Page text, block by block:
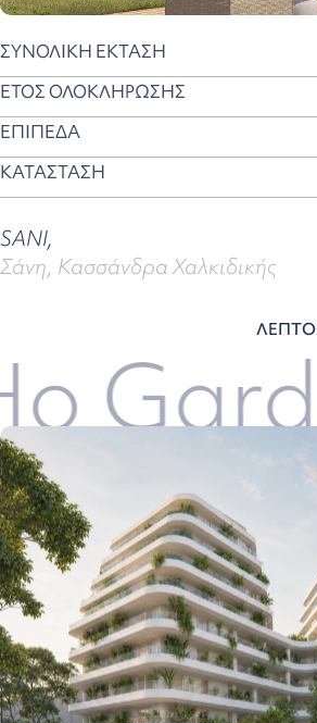
ΣΥΝΟΛΙΚΗ ΕΚΤΑΣΗ
ΕΤΟΣ ΟΛΟΚΛΗΡΩΣΗΣ
ΕΠΙΠΕΔΑ
ΚΑΤΑΣΤΑΣΗ
SANI,
Σάνη, Κασσάνδρα Χαλκιδικής